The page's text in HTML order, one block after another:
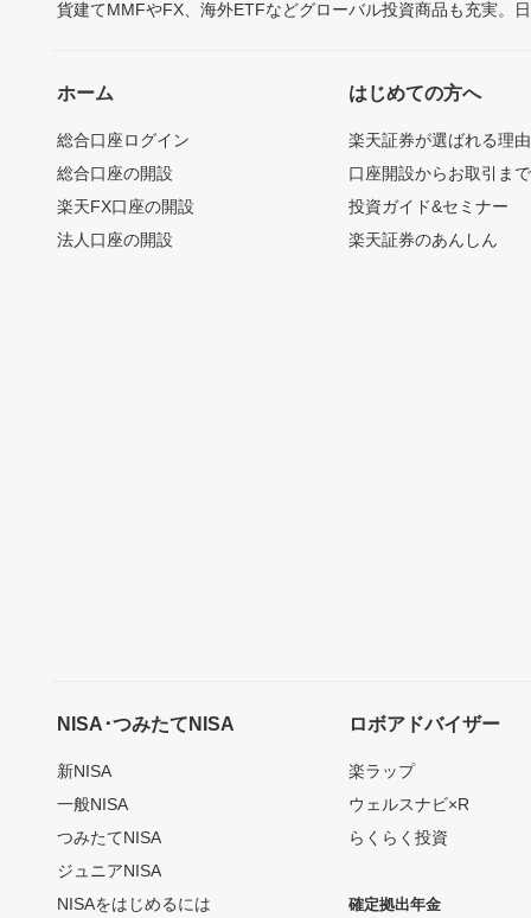
貨建てMMFやFX、海外ETFなどグローバル投資商品も充実。
ホーム
総合口座ログイン
総合口座の開設
楽天FX口座の開設
法人口座の開設
はじめての方へ
楽天証券が選ばれる理由
口座開設からお取引ま
投資ガイド&セミナー
楽天証券のあんしん
NISA･つみたてNISA
新NISA
一般NISA
つみたてNISA
ジュニアNISA
NISAをはじめるには
ロボアドバイザー
楽ラップ
ウェルスナビ×R
らくらく投資
確定拠出年金